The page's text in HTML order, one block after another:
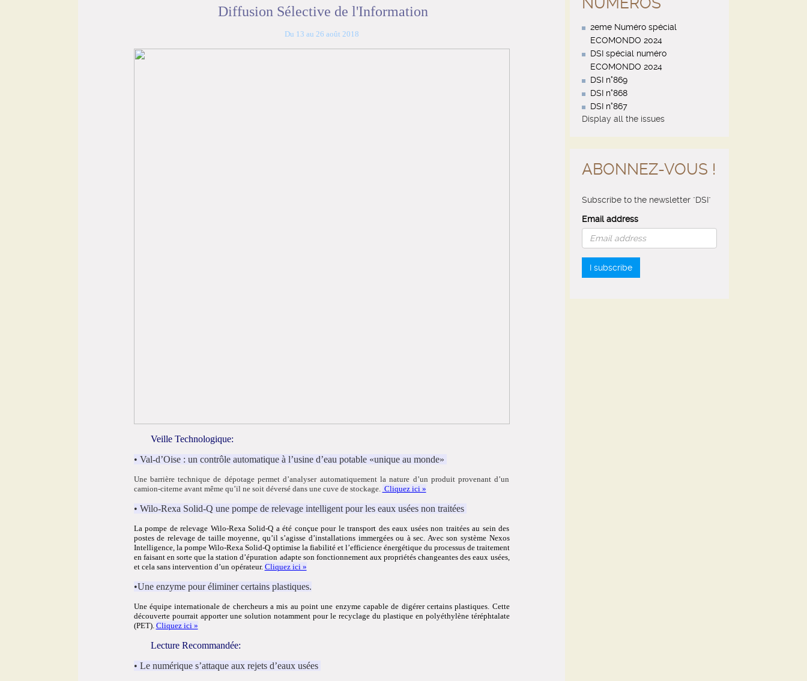
2eme Numéro spécial
ECOMONDO 2024
DSI spécial numéro
ECOMONDO 2024
DSI n°869
DSI n°868
DSI n°867
Display all the issues
ABONNEZ-VOUS !
Subscribe to the newsletter "DSI"
Email address
I subscribe